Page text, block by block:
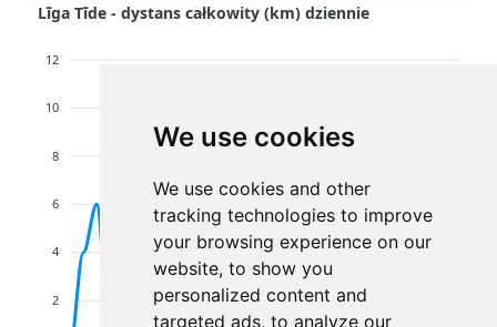
We use cookies
We use cookies and other
tracking technologies to improve
your browsing experience on our
website, to show you
personalized content and
targeted ads, to analyze our
Līga Tīde - dystans całkowity (km) dziennie
12
10
8
6
4
2